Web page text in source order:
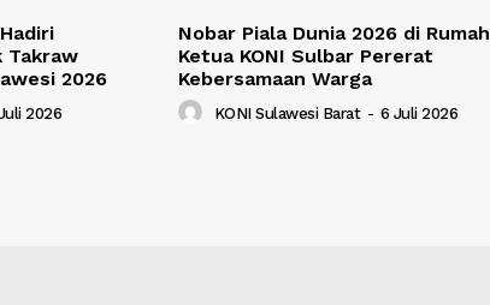
Takraw
2026
2026
Nobar Piala Dunia 2026 di Rumah
Ketua KONI Sulbar Pererat
Kebersamaan Warga
KONI Sulawesi Barat - 6 Juli 2026